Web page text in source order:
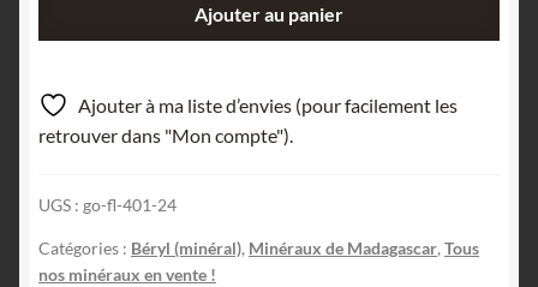
Aigue-
Marine,
Madagascar.
Ajouter au panier
Ajouter à ma liste d’envies (pour facilement les
retrouver dans "Mon compte").
UGS : go-fl-401-24
Catégories : Béryl (minéral), Minéraux de Madagascar,Tous
nos minéraux en vente !